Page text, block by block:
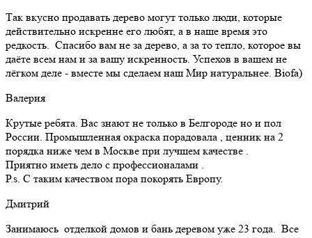
Так вкусно продавать дерево могут только люди, которые
действительно искренне его любят, а в наше время это
редкость. Спасибо вам не за дерево, а за то тепло, которое вы
даёте всем нам и за вашу искренность. Успехов в вашем не
лёгком деле - вместе мы сделаем наш Мир натуральнее. Biofa)
Валерия
Крутые ребята. Вас знают не только в Белгороде но и пол
России. Промышленная окраска порадовала , ценник на 2
порядка ниже чем в Москве при лучшем качестве .
Приятно иметь дело с профессионалами .
Р.s. С таким качеством пора покорять Европу.
Дмитрий
Занимаюсь отделкой домов и бань деревом уже 23 года. Все